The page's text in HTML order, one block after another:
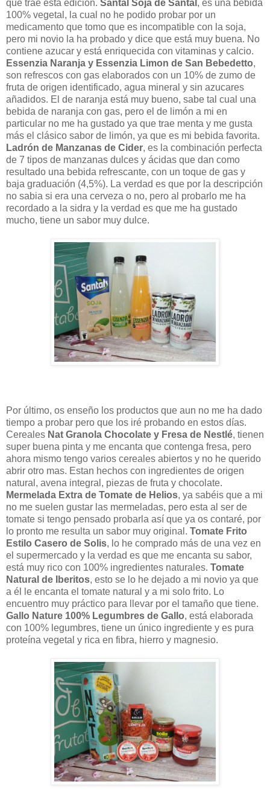
que trae esta edición. Santal Soja de Santal , es una bebida
100% vegetal, la cual no he podido probar por un
medicamento que tomo que es incompatible con la soja,
pero mi novio la ha probado y dice que está muy buena. No
contiene azucar y está enriquecida con vitaminas y calcio.
Essenzia Naranja y Essenzia Limon de San Bebedetto,
son refrescos con gas elaborados con un 10% de zumo de
fruta de origen identificado, agua mineral y sin azucares
añadidos. El de naranja está muy bueno, sabe tal cual una
bebida de naranja con gas, pero el de limón a mi en
particular no me ha gustado ya que trae menta y me gusta
más el clásico sabor de limón, ya que es mi bebida favorita.
Ladrón de Manzanas de Cider, es la combinación perfecta
de 7 tipos de manzanas dulces y ácidas que dan como
resultado una bebida refrescante, con un toque de gas y
baja graduación (4,5%). La verdad es que por la descripción
no sabia si era una cerveza o no, pero al probarlo me ha
recordado a la sidra y la verdad es que me ha gustado
mucho, tiene un sabor muy dulce.
Por último, os enseño los productos que aun no me ha dado
tiempo a probar pero que los iré probando en estos días.
Cereales Nat Granola Chocolate y Fresa de Nestlé, tienen
super buena pinta y me encanta que contenga fresa, pero
ahora mismo tengo varios cereales abiertos y no he querido
abrir otro mas. Estan hechos con ingredientes de origen
natural, avena integral, piezas de fruta y chocolate.
Mermelada Extra de Tomate de Helios, ya sabéis que a mi
no me suelen gustar las mermeladas, pero esta al ser de
tomate si tengo pensado probarla así que ya os contaré, por
lo pronto me resulta un sabor muy original. Tomate Frito
Estilo Casero de Solis, lo he comprado más de una vez en
el supermercado y la verdad es que me encanta su sabor,
está muy rico con 100% ingredientes naturales. Tomate
Natural de Iberitos, esto se lo he dejado a mi novio ya que
a él le encanta el tomate natural y a mi solo frito. Lo
encuentro muy práctico para llevar por el tamaño que tiene.
Gallo Nature 100% Legumbres de Gallo, está elaborada
con 100% legumbres, tiene un único ingrediente y es pura
proteína vegetal y rica en fibra, hierro y magnesio.